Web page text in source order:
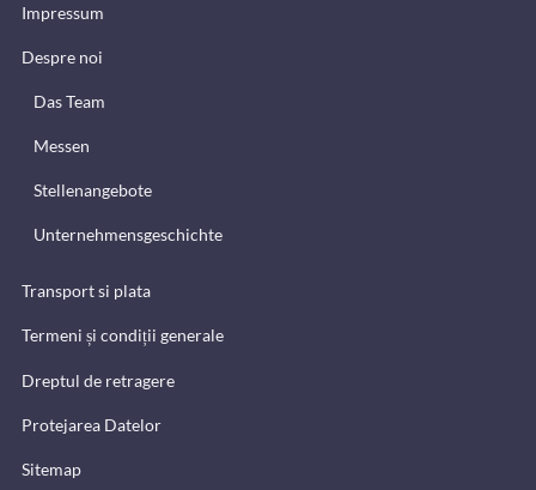
Impressum
Despre noi
Das Team
Messen
Stellenangebote
Unternehmensgeschichte
Transport si plata
Termeni și condiții generale
Dreptul de retragere
Protejarea Datelor
Sitemap